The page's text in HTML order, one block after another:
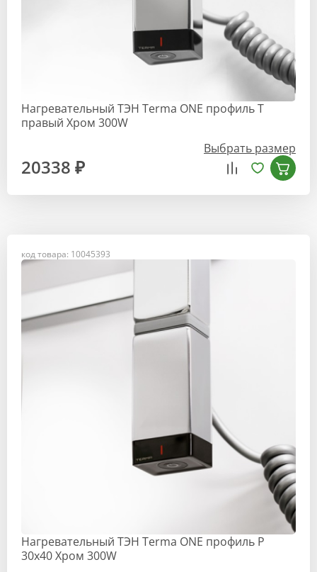
Нагревательный ТЭН Terma ONE профиль T
правый Хром 300W
Выбрать размер
20338 ₽
код товара: 10045393
Нагревательный ТЭН Terma ONE профиль Р
30х40 Хром 300W